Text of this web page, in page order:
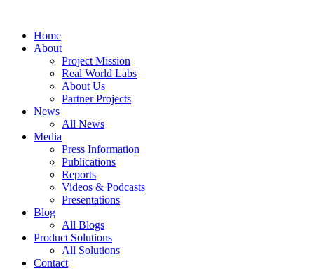
springenHome
About
Project Mission
Real World Labs
About Us
Partner Projects
News
All News
Media
Press Information
Publications
Reports
Videos & Podcasts
Presentations
Blog
All Blogs
Product Solutions
All Solutions
Contact